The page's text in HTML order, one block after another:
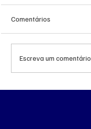
Comentários
Escreva um comentário